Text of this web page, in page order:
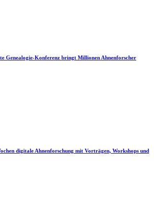
Genealogie-Konferenz bringt Millionen Ahnenforscher
digitale Ahnenforschung mit Vorträgen, Workshops und